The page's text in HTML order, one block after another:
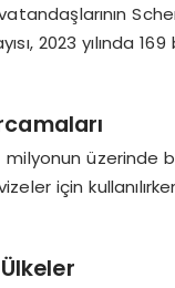
2023 yılında
milyonun üzerinde
için